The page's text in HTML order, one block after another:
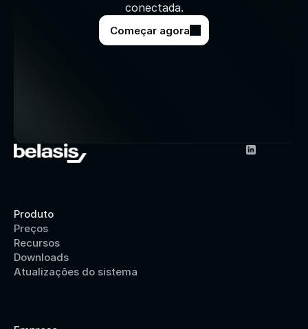
conectada.
Começar agora
Produto
Preços
Recursos
Downloads
Atualizações do sistema